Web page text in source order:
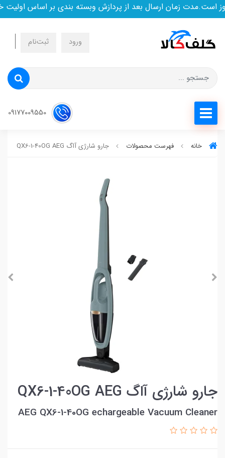
زمان ارسال بعد از پردازش وبسته بندی بر اساس اولیت
ورود ثبت‌نام
خانه فهرست محصولات جارو شارژی آاگ QX6-1-40OG AEG
جارو شارژی آاگ QX6-1-40OG AEG
AEG QX6-1-40OG echargeable Vacuum Cleaner